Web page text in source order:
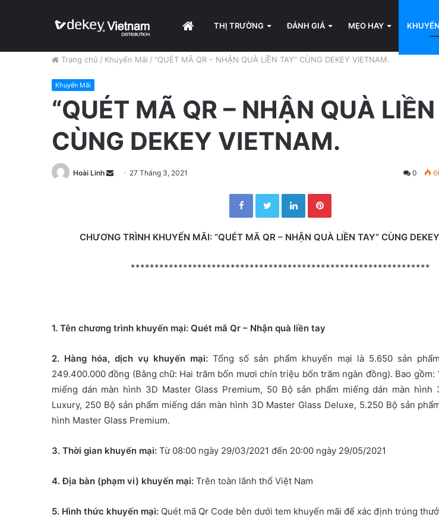
HOMETHỊ TRƯỜNG ĐÁNH GIÁ MẸO HAY
Trang chủ / Khuyến Mãi / “QUÉT MÃ QR – NHẬN QUÀ LIỀN TAY” CÙNG DEKEY VIETNAM.
Khuyến Mãi
“QUÉT MÃ QR – NHẬN QUÀ LIỀN
CÙNG DEKEY VIETNAM.
Hoài Linh 27 Tháng 3, 2021 0
Facebook Twitter LinkedIn
CHƯƠNG TRÌNH KHUYẾN MÃI: “QUÉT MÃ QR – NHẬN QUÀ LIỀN TAY” CÙNG
***************************************************************
1. Tên chương trình khuyến mại: Quét mã Qr – Nhận quà liền tay
2. Hàng hóa, dịch vụ khuyến mại:Tổng số sản phẩm khuyến mại là 5.650 sản
249.400.000 đồng (Bằng chữ: Hai trăm bốn mươi chín triệu bốn trăm ngàn đồng). Bao gồm:
miếng dán màn hình 3D Master Glass Premium, 50 Bộ sản phẩm miếng dán màn hình
Luxury, 250 Bộ sản phẩm miếng dán màn hình 3D Master Glass Deluxe, 5.250 Bộ sản
hình Master Glass Premium.
3. Thời gian khuyến mại: Từ 08:00 ngày 29/03/2021 đến 20:00 ngày 29/05/2021
4. Địa bàn (phạm vi) khuyến mại: Trên toàn lãnh thổ Việt Nam
5. Hình thức khuyến mại: Quét mã Qr Code bên dưới tem khuyến mãi để xác định trúng